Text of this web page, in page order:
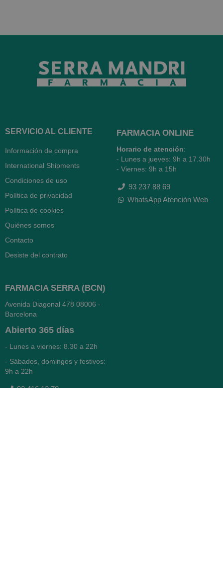
SERVICIO AL CLIENTE
Información de compra
International Shipments
Condiciones de uso
Política de privacidad
Política de cookies
Quiénes somos
Contacto
Desiste del contrato
FARMACIA ONLINE
Horario de atención:
- Lunes a jueves: 9h a 17.30h
- Viernes: 9h a 15h
93 237 88 69
WhatsApp Atención Web
FARMACIA SERRA (BCN)
Avenida Diagonal 478 08006 -
Barcelona
Abierto 365 días
- Lunes a viernes: 8.30 a 22h
- Sábados, domingos y festivos:
9h a 22h
93 416 12 70